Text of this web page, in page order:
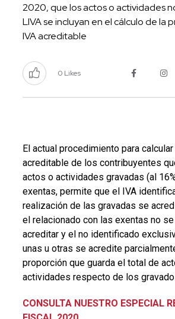
2020, que los actos o actividades
LIVA se incluyan en el cálculo de la
IVA acreditable
0 Likes
El actual procedimiento para
acreditable de los contribuyentes
actos o actividades gravadas (al
exentas, permite que el IVA
realización de las gravadas se
el relacionado con las exentas no
acreditar y el no identificado
unas u otras se acredite
proporción que guarda el total de
actividades respecto de los
CONSULTA NUESTRO ESPECIAL